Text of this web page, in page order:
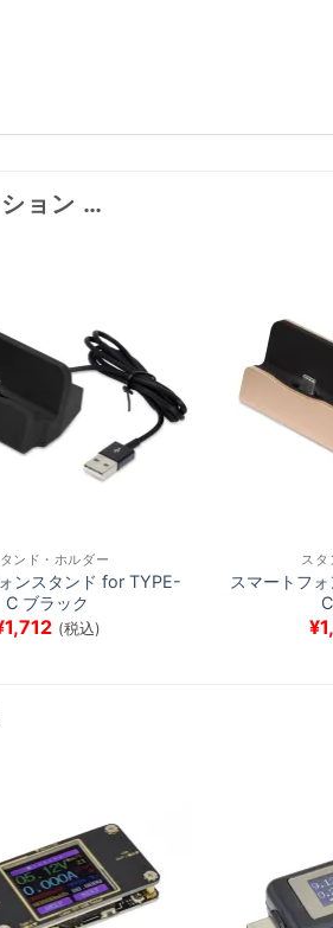
ョン …
ンド・ホルダー
ンスタンド for TYPE-
C ブラック
1,712 (税込)
スタ
スマートフ
¥